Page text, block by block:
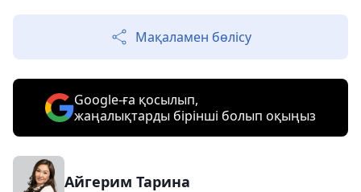
Мақаламен бөлісу
Google-ға қосылып,
жаңалықтарды бірінші болып оқыңыз
Айгерим Тарина